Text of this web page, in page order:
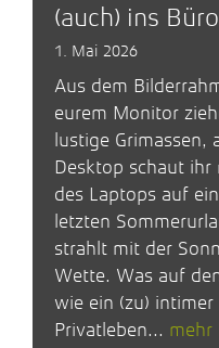
(auch) ins Büro
1. Mai 2026
Aus dem
eurem Monitor
lustige Grimassen,
Desktop schaut ihr
des Laptops auf
letzten
strahlt mit der
Wette. Was auf
wie ein (zu) intimer
Privatleben... mehr